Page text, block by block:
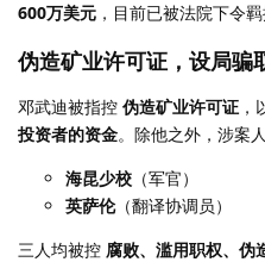
600万美元 ，目前已被法院下令
伪造矿业许可证，设局骗
邓武迪被指控 伪造矿业许可证
投资者的资金。除他之外，涉案
海昆少校 （军官）
英萨伦（翻译协调员）
三人均被控 腐败、滥用职权、伪